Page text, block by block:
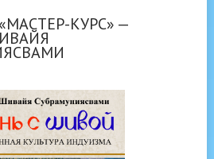
КУРС» —